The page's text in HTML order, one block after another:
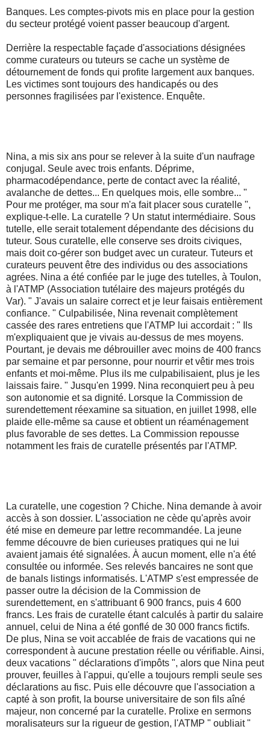
Banques. Les comptes-pivots mis en place pour la gestion
du secteur protégé voient passer beaucoup d'argent.
Derrière la respectable façade d'associations désignées
comme curateurs ou tuteurs se cache un système de
détournement de fonds qui profite largement aux banques.
Les victimes sont toujours des handicapés ou des
personnes fragilisées par l'existence. Enquête.
Nina, a mis six ans pour se relever à la suite d'un naufrage
conjugal. Seule avec trois enfants. Déprime,
pharmacodépendance, perte de contact avec la réalité,
avalanche de dettes... En quelques mois, elle sombre... "
Pour me protéger, ma sour m'a fait placer sous curatelle ",
explique-t-elle. La curatelle ? Un statut intermédiaire. Sous
tutelle, elle serait totalement dépendante des décisions du
tuteur. Sous curatelle, elle conserve ses droits civiques,
mais doit co-gérer son budget avec un curateur. Tuteurs et
curateurs peuvent être des individus ou des associations
agrées. Nina a été confiée par le juge des tutelles, à Toulon,
à l'ATMP (Association tutélaire des majeurs protégés du
Var). " J'avais un salaire correct et je leur faisais entièrement
confiance. " Culpabilisée, Nina revenait complètement
cassée des rares entretiens que l'ATMP lui accordait : " Ils
m'expliquaient que je vivais au-dessus de mes moyens.
Pourtant, je devais me débrouiller avec moins de 400 francs
par semaine et par personne, pour nourrir et vêtir mes trois
enfants et moi-même. Plus ils me culpabilisaient, plus je les
laissais faire. " Jusqu'en 1999. Nina reconquiert peu à peu
son autonomie et sa dignité. Lorsque la Commission de
surendettement réexamine sa situation, en juillet 1998, elle
plaide elle-même sa cause et obtient un réaménagement
plus favorable de ses dettes. La Commission repousse
notamment les frais de curatelle présentés par l'ATMP.
La curatelle, une cogestion ? Chiche. Nina demande à avoir
accès à son dossier. L'association ne cède qu'après avoir
été mise en demeure par lettre recommandée. La jeune
femme découvre de bien curieuses pratiques qui ne lui
avaient jamais été signalées. À aucun moment, elle n'a été
consultée ou informée. Ses relevés bancaires ne sont que
de banals listings informatisés. L'ATMP s'est empressée de
passer outre la décision de la Commission de
surendettement, en s'attribuant 6 900 francs, puis 4 600
francs. Les frais de curatelle étant calculés à partir du salaire
annuel, celui de Nina a été gonflé de 30 000 francs fictifs.
De plus, Nina se voit accablée de frais de vacations qui ne
correspondent à aucune prestation réelle ou vérifiable. Ainsi,
deux vacations " déclarations d'impôts ", alors que Nina peut
prouver, feuilles à l'appui, qu'elle a toujours rempli seule ses
déclarations au fisc. Puis elle découvre que l'association a
capté à son profit, la bourse universitaire de son fils aîné
majeur, non concerné par la curatelle. Prolixe en sermons
moralisateurs sur la rigueur de gestion, l'ATMP " oubliait "